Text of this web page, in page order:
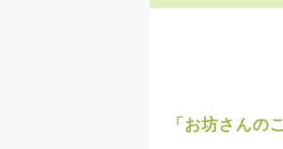
「お坊さんの